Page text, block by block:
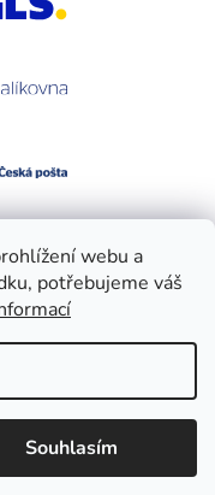
webu a
potřebujeme váš
Souhlasím
vyhrazena.Upravit